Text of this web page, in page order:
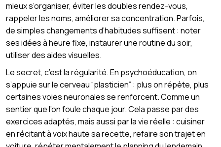
mieux s’organiser, éviter les doubles rendez-vous,
rappeler les noms, améliorer sa concentration. Parfois,
de simples changements d’habitudes suffisent : noter
ses idées à heure fixe, instaurer une routine du soir,
utiliser des aides visuelles.
Le secret, c’est la régularité. En psychoéducation, on
s’appuie sur le cerveau “plasticien” : plus on répète, plus
certaines voies neuronales se renforcent. Comme un
sentier que l’on foule chaque jour. Cela passe par des
exercices adaptés, mais aussi par la vie réelle : cuisiner
en récitant à voix haute sa recette, refaire son trajet en